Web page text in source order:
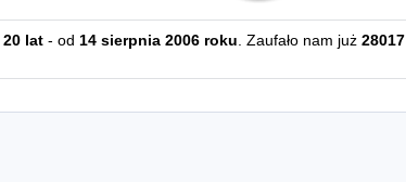
20 lat - od 14 sierpnia 2006 roku. Zaufało nam już 28017